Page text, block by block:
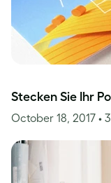
Stecken Sie Ihr
October 18, 2017 •